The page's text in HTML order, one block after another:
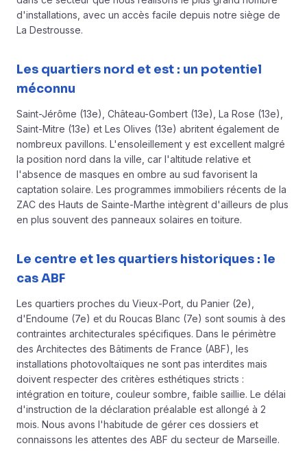
d'installations, avec un accès facile depuis notre siège de
La Destrousse.
Les quartiers nord et est : un potentiel
méconnu
Saint-Jérôme (13e), Château-Gombert (13e), La Rose (13e),
Saint-Mitre (13e) et Les Olives (13e) abritent également de
nombreux pavillons. L'ensoleillement y est excellent malgré
la position nord dans la ville, car l'altitude relative et
l'absence de masques en ombre au sud favorisent la
captation solaire. Les programmes immobiliers récents de la
ZAC des Hauts de Sainte-Marthe intègrent d'ailleurs de plus
en plus souvent des panneaux solaires en toiture.
Le centre et les quartiers historiques : le
cas ABF
Les quartiers proches du Vieux-Port, du Panier (2e),
d'Endoume (7e) et du Roucas Blanc (7e) sont soumis à des
contraintes architecturales spécifiques. Dans le périmètre
des Architectes des Bâtiments de France (ABF), les
installations photovoltaïques ne sont pas interdites mais
doivent respecter des critères esthétiques stricts :
intégration en toiture, couleur sombre, faible saillie. Le délai
d'instruction de la déclaration préalable est allongé à 2
mois. Nous avons l'habitude de gérer ces dossiers et
connaissons les attentes des ABF du secteur de Marseille.